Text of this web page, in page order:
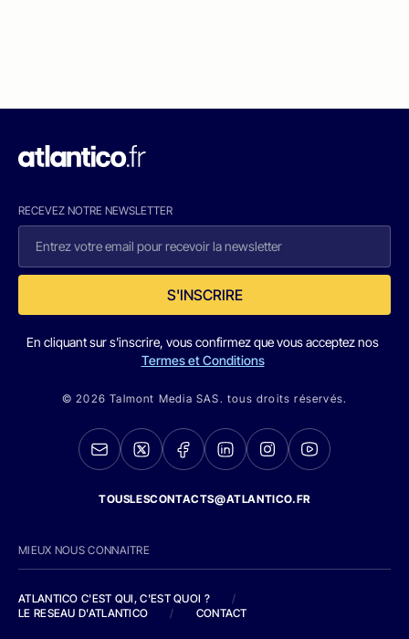
RECEVEZ NOTRE NEWSLETTER
S'INSCRIRE
En cliquant sur s'inscrire, vous confirmez que vous acceptez nos
Termes et Conditions
© 2026 Talmont Media SAS. tous droits réservés.
TOUSLESCONTACTS@ATLANTICO.FR
MIEUX NOUS CONNAITRE
ATLANTICO C'EST QUI, C'EST QUOI ?
/
LE RESEAU D'ATLANTICO
/ CONTACT